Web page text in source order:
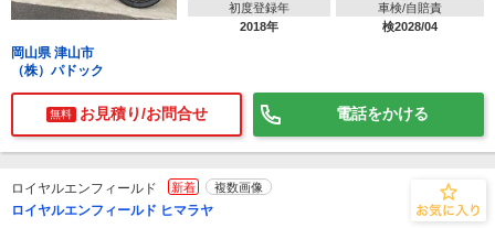
初度登録年
2018年
車検/自賠責
検2028/04
岡山県 津山市
（株）パドック
無料 お見積り/お問合せ 電話をかける
ロイヤルエンフィールド 新着 複数画像
ロイヤルエンフィールド ヒマラヤ